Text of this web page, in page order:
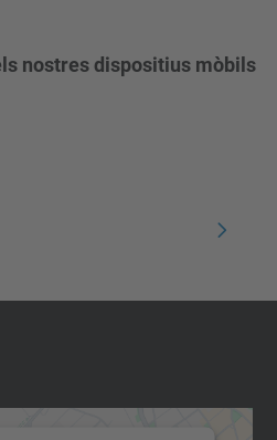
nostres dispositius mòbils